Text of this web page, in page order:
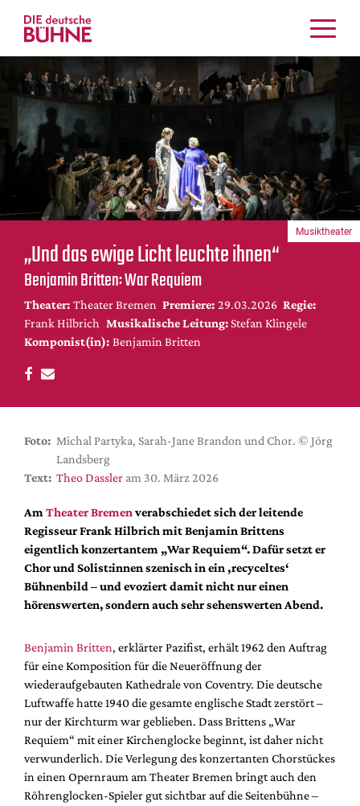
Kritiken
Schauspiel
Musiktheater
Tanz
Crossover
Bühnenwelt
Festivals & Veranstaltungen
Menschen & Theater
Themen
Internationales
Nachrufe
Medientipps
DdB-map
Kalender
Festival-Planer
Hefte
Alle Hefte
Leseproben
Podcast
Service
Shop / Abo
Newsletter
Redaktion
Autor:innen
Partner
Mediadaten
Suche
„Und das ewige Licht leuchte ihnen“
Benjamin Britten: War Requiem
Theater: Theater Bremen Premiere: 29.03.2026 Regie:
Frank Hilbrich Musikalische Leitung: Stefan Klingele
Komponist(in): Benjamin Britten
Musiktheater
Foto: Michal Partyka, Sarah-Jane Brandon und Chor. © Jörg
Landsberg
Text: Theo Dassler am 30. März 2026
Am Theater Bremen verabschiedet sich der leitende
Regisseur Frank Hilbrich mit Benjamin Brittens
eigentlich konzertantem „War Requiem“. Dafür setzt er
Chor und Solist:innen szenisch in ein ‚recyceltes‘
Bühnenbild – und evoziert damit nicht nur einen
hörenswerten, sondern auch sehr sehenswerten Abend.
Benjamin Britten, erklärter Pazifist, erhält 1962 den Auftrag
für eine Komposition für die Neueröffnung der
wiederaufgebauten Kathedrale von Coventry. Die deutsche
Luftwaffe hatte 1940 die gesamte englische Stadt zerstört –
nur der Kirchturm war geblieben. Dass Brittens „War
Requiem“ mit einer Kirchenglocke beginnt, ist daher nicht
verwunderlich. Die Verlegung des konzertanten Chorstückes
in einen Opernraum am Theater Bremen bringt auch den
Röhrenglocken-Spieler gut sichtbar auf die Seitenbühne –